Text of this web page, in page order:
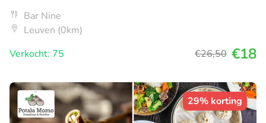
Bar Nine
Leuven (0km)
Verkocht: 75
€26,50 €18
29% korting